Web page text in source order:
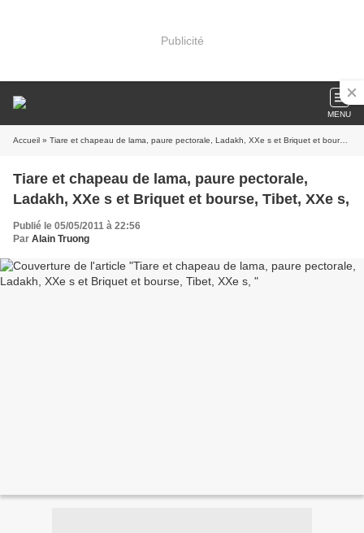
Publicité
MENU
Accueil » Tiare et chapeau de lama, paure pectorale, Ladakh, XXe s et Briquet et bourse, Tibet, XXe s,
Tiare et chapeau de lama, paure pectorale,
Ladakh, XXe s et Briquet et bourse, Tibet, XXe s,
Publié le 05/05/2011 à 22:56
Par Alain Truong